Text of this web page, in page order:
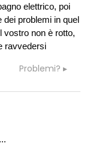
elettrico, poi
dei problemi in quel
vostro non è rotto,
ravvedersi
Problemi?